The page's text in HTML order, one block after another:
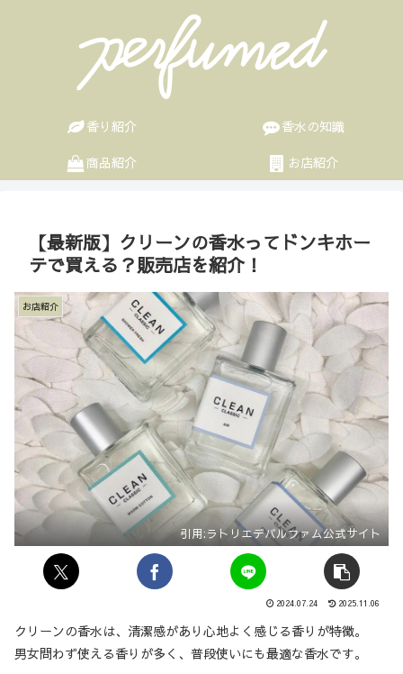
香り紹介
香水の知識
商品紹介
お店紹介
【最新版】クリーンの香水ってドンキホー
テで買える？販売店を紹介！
お店紹介
引用:ラトリエデパルファム公式サイト
2024.07.24 2025.11.06
クリーンの香水は、清潔感があり心地よく感じる香りが特徴。
男女問わず使える香りが多く、普段使いにも最適な香水です。